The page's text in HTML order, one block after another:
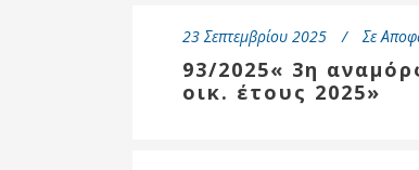
23 Σεπτεμβρίου 2025 Σε
93/2025« 3η
οικ. έτους 2025»